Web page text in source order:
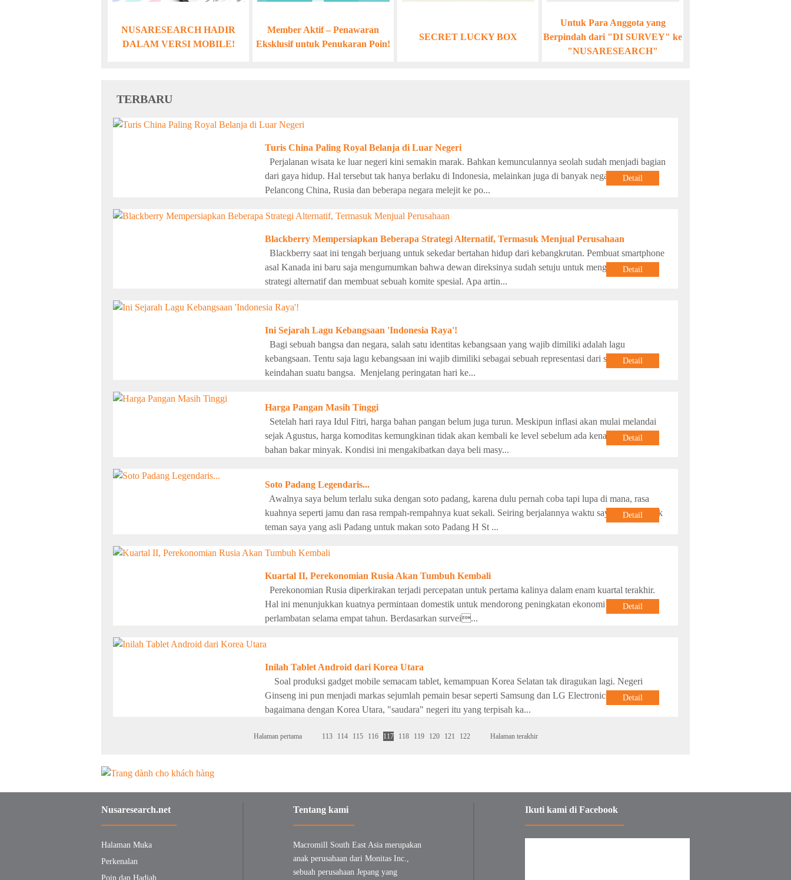
NUSARESEARCH HADIR
DALAM VERSI MOBILE!
Member Aktif – Penawaran
Eksklusif untuk Penukaran Poin!
SECRET LUCKY BOX
Untuk Para Anggota yang
Berpindah dari "DI SURVEY" ke
"NUSARESEARCH"
TERBARU
Turis China Paling Royal Belanja di Luar Negeri
Perjalanan wisata ke luar negeri kini semakin marak. Bahkan kemunculannya seolah sudah menjadi bagian
dari gaya hidup. Hal tersebut tak hanya berlaku di Indonesia, melainkan juga di banyak negara di dunia.
Pelancong China, Rusia dan beberapa negara melejit ke po...
Detail
Blackberry Mempersiapkan Beberapa Strategi Alternatif, Termasuk Menjual Perusahaan
Blackberry saat ini tengah berjuang untuk sekedar bertahan hidup dari kebangkrutan. Pembuat smartphone
asal Kanada ini baru saja mengumumkan bahwa dewan direksinya sudah setuju untuk mengeksplorasi
strategi alternatif dan membuat sebuah komite spesial. Apa artin...
Detail
Ini Sejarah Lagu Kebangsaan 'Indonesia Raya'!
Bagi sebuah bangsa dan negara, salah satu identitas kebangsaan yang wajib dimiliki adalah lagu
kebangsaan. Tentu saja lagu kebangsaan ini wajib dimiliki sebagai sebuah representasi dari sisi artistik dan
keindahan suatu bangsa. Menjelang peringatan hari ke...
Detail
Harga Pangan Masih Tinggi
Setelah hari raya Idul Fitri, harga bahan pangan belum juga turun. Meskipun inflasi akan mulai melandai
sejak Agustus, harga komoditas kemungkinan tidak akan kembali ke level sebelum ada kenaikan harga
bahan bakar minyak. Kondisi ini mengakibatkan daya beli masy...
Detail
Soto Padang Legendaris...
Awalnya saya belum terlalu suka dengan soto padang, karena dulu pernah coba tapi lupa di mana, rasa
kuahnya seperti jamu dan rasa rempah-rempahnya kuat sekali. Seiring berjalannya waktu saya sering diajak
teman saya yang asli Padang untuk makan soto Padang H St ...
Detail
Kuartal II, Perekonomian Rusia Akan Tumbuh Kembali
Perekonomian Rusia diperkirakan terjadi percepatan untuk pertama kalinya dalam enam kuartal terakhir.
Hal ini menunjukkan kuatnya permintaan domestik untuk mendorong peningkatan ekonomi keluar dari
perlambatan selama empat tahun. Berdasarkan survei...
Detail
Inilah Tablet Android dari Korea Utara
Soal produksi gadget mobile semacam tablet, kemampuan Korea Selatan tak diragukan lagi. Negeri
Ginseng ini pun menjadi markas sejumlah pemain besar seperti Samsung dan LG Electronics. Tapi
bagaimana dengan Korea Utara, "saudara" negeri itu yang terpisah ka...
Detail
Halaman pertama 113 114 115 116 117 118 119 120 121 122 Halaman terakhir
Nusaresearch.net
Halaman Muka
Perkenalan
Poin dan Hadiah
Tentang kami
Macromill South East Asia merupakan
anak perusahaan dari Monitas Inc.,
sebuah perusahaan Jepang yang
Ikuti kami di Facebook